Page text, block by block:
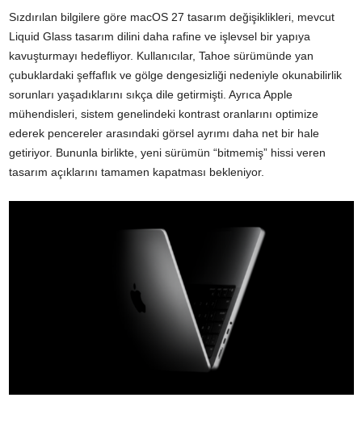
Sızdırılan bilgilere göre macOS 27 tasarım değişiklikleri, mevcut
Liquid Glass tasarım dilini daha rafine ve işlevsel bir yapıya
kavuşturmayı hedefliyor. Kullanıcılar, Tahoe sürümünde yan
çubuklardaki şeffaflık ve gölge dengesizliği nedeniyle okunabilirlik
sorunları yaşadıklarını sıkça dile getirmişti. Ayrıca Apple
mühendisleri, sistem genelindeki kontrast oranlarını optimize
ederek pencereler arasındaki görsel ayrımı daha net bir hale
getiriyor. Bununla birlikte, yeni sürümün “bitmemiş” hissi veren
tasarım açıklarını tamamen kapatması bekleniyor.